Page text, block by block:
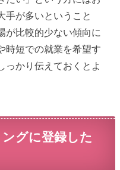
手が多いということ
が比較的少ない傾向に
時短での就業を希望す
っかり伝えておくとよ
グに登録した